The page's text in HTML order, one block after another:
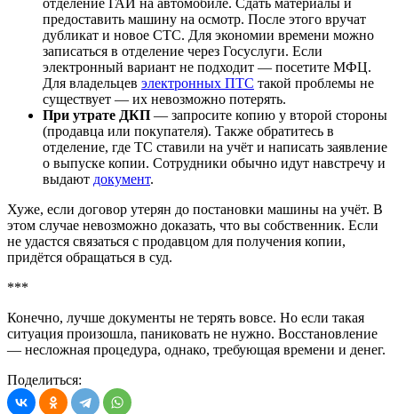
предоставить машину на осмотр. После этого вручат
дубликат и новое СТС. Для экономии времени можно
записаться в отделение через Госуслуги. Если
электронный вариант не подходит — посетите МФЦ.
Для владельцев электронных ПТС такой проблемы не
существует — их невозможно потерять.
При утрате ДКП — запросите копию у второй стороны
(продавца или покупателя). Также обратитесь в
отделение, где ТС ставили на учёт и написать заявление
о выпуске копии. Сотрудники обычно идут навстречу и
выдают документ.
Хуже, если договор утерян до постановки машины на учёт. В
этом случае невозможно доказать, что вы собственник. Если
не удастся связаться с продавцом для получения копии,
придётся обращаться в суд.
***
Конечно, лучше документы не терять вовсе. Но если такая
ситуация произошла, паниковать не нужно. Восстановление
— несложная процедура, однако, требующая времени и денег.
Поделиться: